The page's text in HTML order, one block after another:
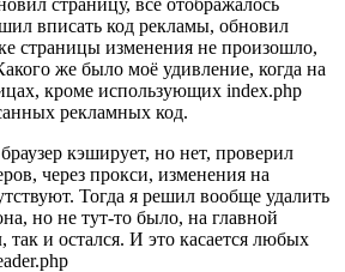
вписать код рекламы, обновил
страницы изменения не произошло,
же было моё удивление, когда на
кроме использующих index.php
рекламных код.
кэширует, но нет, проверил
через прокси, изменения на
Тогда я решил вообще удалить
но не тут-то было, на главной
так и остался. И это касается любых